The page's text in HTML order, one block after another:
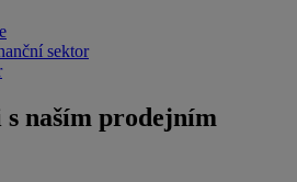
sektor
naším prodejním